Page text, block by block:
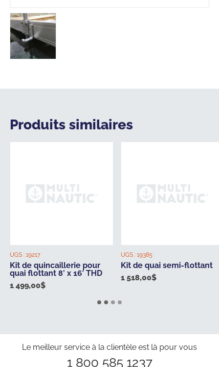
Produits similaires
UGS : 19217
Kit de quincaillerie pour
quai flottant 8′ x 16′ THD
1 499,00$
UGS : 19385
Kit de quai semi-flottant
1 518,00$
Le meilleur service à la clientèle est là pour vous
1 800 585 1237